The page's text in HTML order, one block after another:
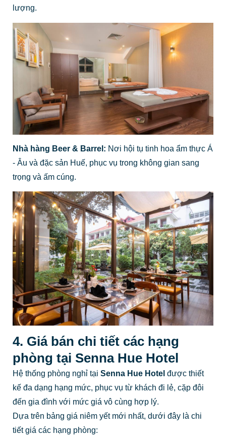
lượng.
Nhà hàng Beer & Barrel: Nơi hội tụ tinh hoa ẩm thực Á
- Âu và đặc sản Huế, phục vụ trong không gian sang
trọng và ấm cúng.
4. Giá bán chi tiết các hạng
phòng tại Senna Hue Hotel
Hệ thống phòng nghỉ tại Senna Hue Hotel được thiết
kế đa dạng hạng mức, phục vụ từ khách đi lẻ, cặp đôi
đến gia đình với mức giá vô cùng hợp lý.
Dựa trên bảng giá niêm yết mới nhất, dưới đây là chi
tiết giá các hạng phòng: